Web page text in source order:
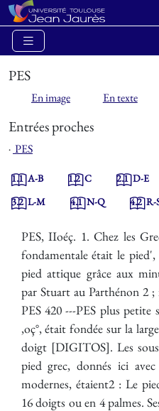
PES
En image En texte
Entrées proches
⋅ PES
1.1A-B 1.2C 2.1D-E
3.2L-M 4.1N-Q 4.2R-
PES, IIoéç. 1. Chez les
fondamentale était le
pied attique grâce aux
par Stuart au Parthénon 2
PES 420 ---PES plus
,oç°, était fondée sur la
doigt [DIGITOS]. Les
pied grec, donnés ici
modernes, étaient2 : Le
16 doigts ou en 4 palmes.